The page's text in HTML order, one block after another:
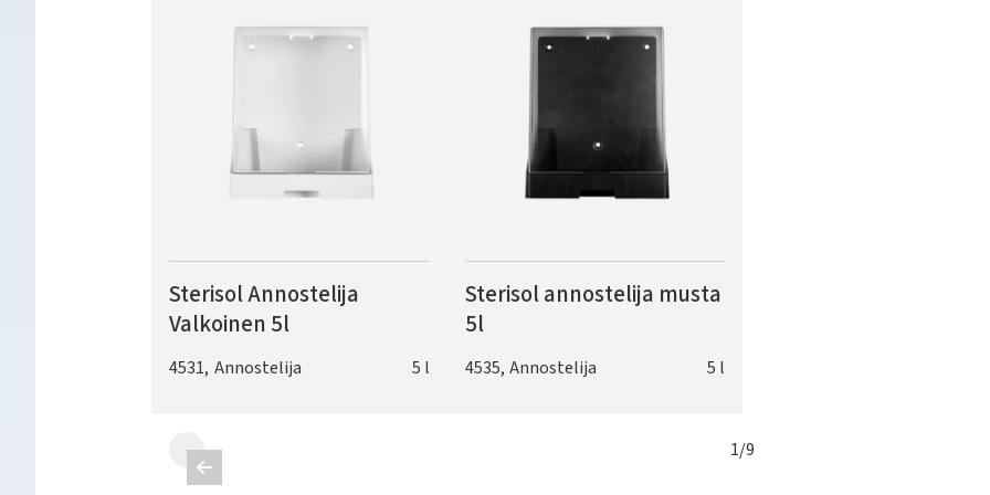
Sterisol Annostelija
Valkoinen 5l
4531, Annostelija 5 l
Sterisol annostelija musta
5l
4535, Annostelija 5 l

1/9